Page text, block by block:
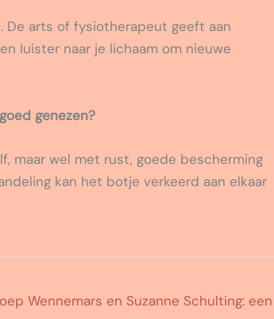
De arts of fysiotherapeut geeft aan
luister naar je lichaam om nieuwe
genezen?
maar wel met rust, goede bescherming
kan het botje verkeerd aan elkaar
Wennemars en Suzanne Schulting: een